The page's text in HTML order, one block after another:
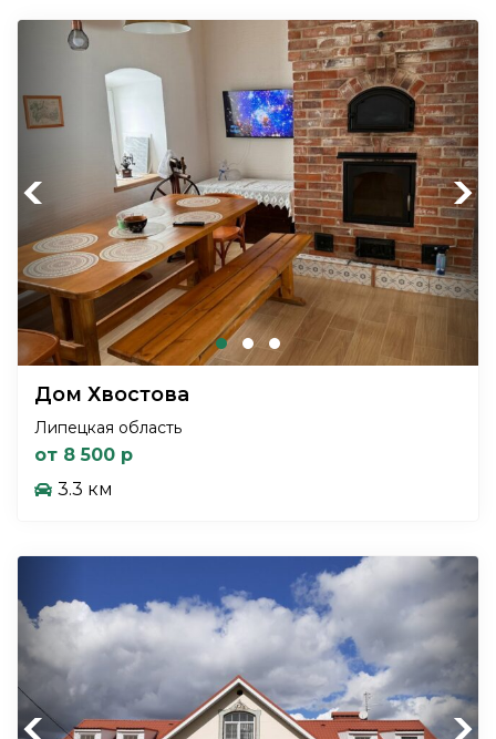
Previous Next
Дом Хвостова
Липецкая область
от 8 500 р
3.3 км
Previous Next